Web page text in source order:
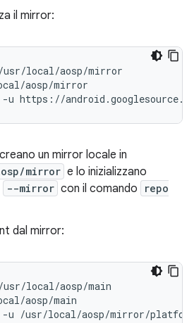
il mirror:
/usr/local/aosp/mirror
aosp/mirror
-u https://
un mirror locale in
mirror e lo inizializzano
--mirror con il comando
repo
dal mirror:
/usr/local/aosp/main
aosp/main
-u /usr/local/aosp/mirror/